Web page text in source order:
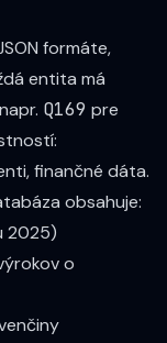
formáte,
entita má
Q169 pre
finančné dáta.
obsahuje:
2025)
o